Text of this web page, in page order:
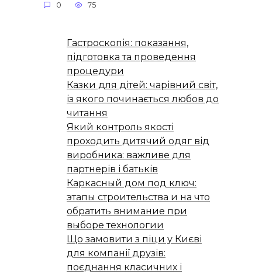
0 75
Гастроскопія: показання,
підготовка та проведення
процедури
Казки для дітей: чарівний світ,
із якого починається любов до
читання
Який контроль якості
проходить дитячий одяг від
виробника: важливе для
партнерів і батьків
Каркасный дом под ключ:
этапы строительства и на что
обратить внимание при
выборе технологии
Що замовити з піци у Києві
для компанії друзів:
поєднання класичних і